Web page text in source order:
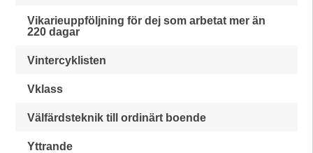
Vikarieuppföljning för dej som arbetat mer än
220 dagar
Vintercyklisten
Vklass
Välfärdsteknik till ordinärt boende
Yttrande